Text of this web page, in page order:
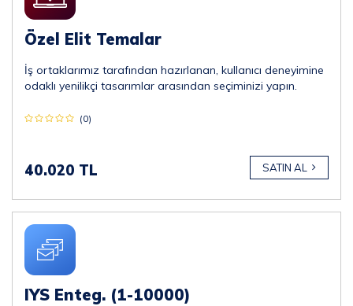
Özel Elit Temalar
İş ortaklarımız tarafından hazırlanan, kullanıcı deneyimine
odaklı yenilikçi tasarımlar arasından seçiminizi yapın.
(0)
40.020 TL SATIN AL
IYS Enteg. (1-10000)